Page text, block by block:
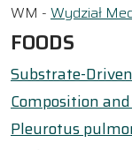
WM - Wydział
FOODS
Substrate-
Composition
Pleurotus